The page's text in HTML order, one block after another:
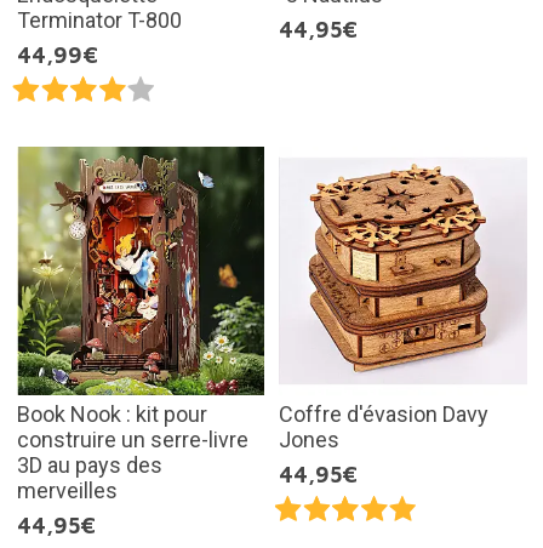
Terminator T-800
44,99€
44,95€
Book Nook : kit pour
construire un serre-livre
3D au pays des
merveilles
44,95€
Coffre d'évasion Davy
Jones
44,95€